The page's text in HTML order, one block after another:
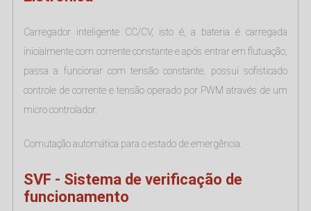
Carregador inteligente CC/CV, isto é, a bateria é carregada
inicialmente com corrente constante e após entrar em flutuação,
passa a funcionar com tensão constante, possuí sofisticado
controle de corrente e tensão operado por PWM através de um
micro controlador.
Comutação automática para o estado de emergência.
SVF - Sistema de verificação de
funcionamento